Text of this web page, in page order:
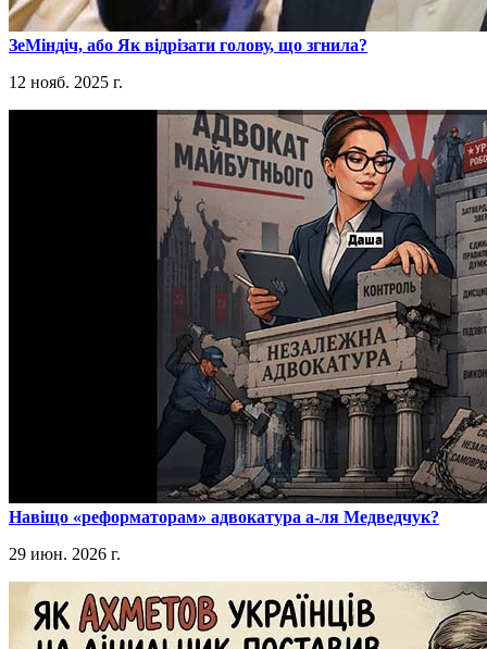
​ЗеМіндіч, або Як відрізати голову, що згнила?
12 нояб. 2025 г.
​Навіщо «реформаторам» адвокатура а-ля Медведчук?
29 июн. 2026 г.